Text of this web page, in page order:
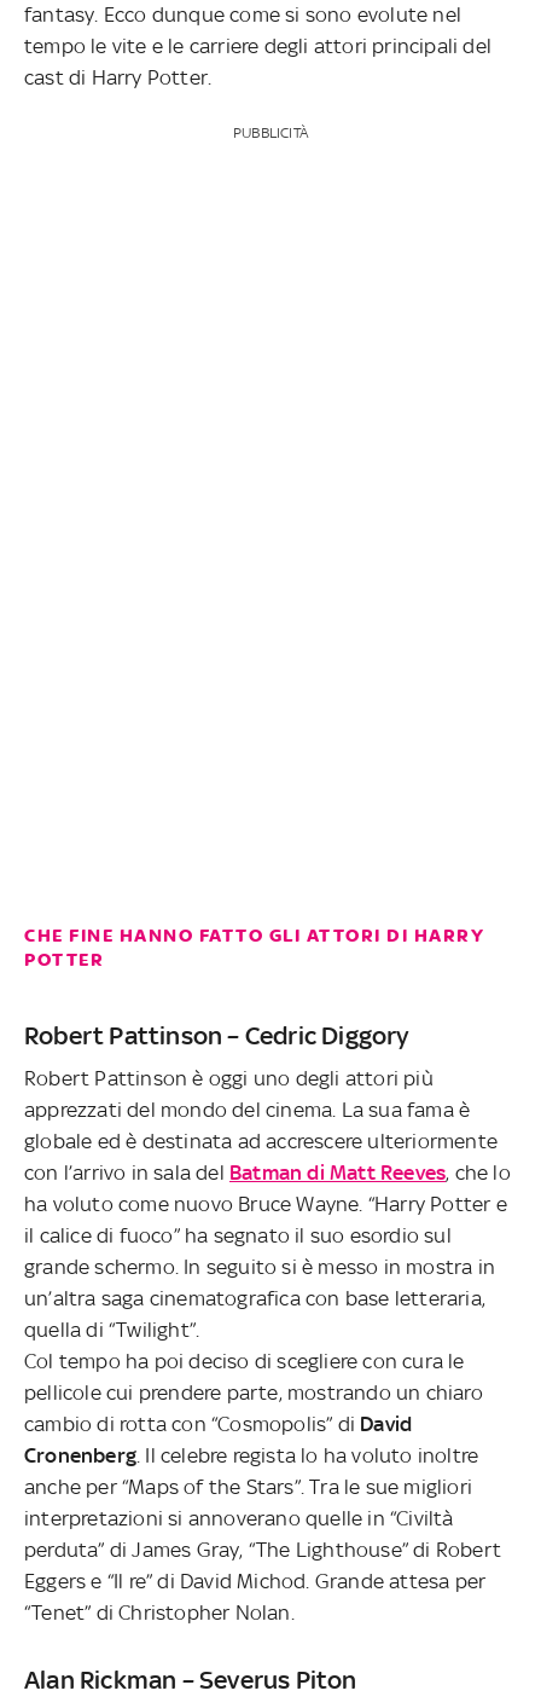
fantasy. Ecco dunque come si sono evolute nel
tempo le vite e le carriere degli attori principali del
cast di Harry Potter.
PUBBLICITÀ
CHE FINE HANNO FATTO GLI ATTORI DI HARRY
POTTER
Robert Pattinson – Cedric Diggory
Robert Pattinson è oggi uno degli attori più
apprezzati del mondo del cinema. La sua fama è
globale ed è destinata ad accrescere ulteriormente
con l’arrivo in sala del Batman di Matt Reeves, che lo
ha voluto come nuovo Bruce Wayne. “Harry Potter e
il calice di fuoco” ha segnato il suo esordio sul
grande schermo. In seguito si è messo in mostra in
un’altra saga cinematografica con base letteraria,
quella di “Twilight”.
Col tempo ha poi deciso di scegliere con cura le
pellicole cui prendere parte, mostrando un chiaro
cambio di rotta con “Cosmopolis” di David
Cronenberg . Il celebre regista lo ha voluto inoltre
anche per “Maps of the Stars”. Tra le sue migliori
interpretazioni si annoverano quelle in “Civiltà
perduta” di James Gray, “The Lighthouse” di Robert
Eggers e “Il re” di David Michod. Grande attesa per
“Tenet” di Christopher Nolan.
Alan Rickman – Severus Piton